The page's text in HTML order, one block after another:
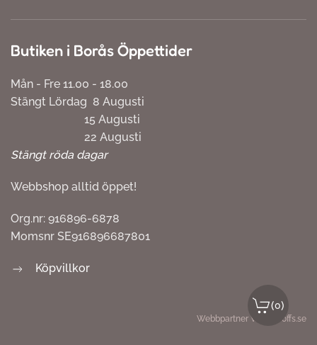
Butiken i Borås Öppettider
Mån - Fre 11.00 - 18.00
Stängt Lördag 8 Augusti
15 Augusti
22 Augusti
Stängt röda dagar
Webbshop alltid öppet!
Org.nr: 916896-6878
Momsnr SE916896687801
Köpvillkor
(0)
Webbpartner Webbproffs.se